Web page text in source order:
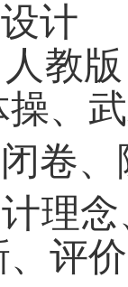
计
教
、
卷
理
评